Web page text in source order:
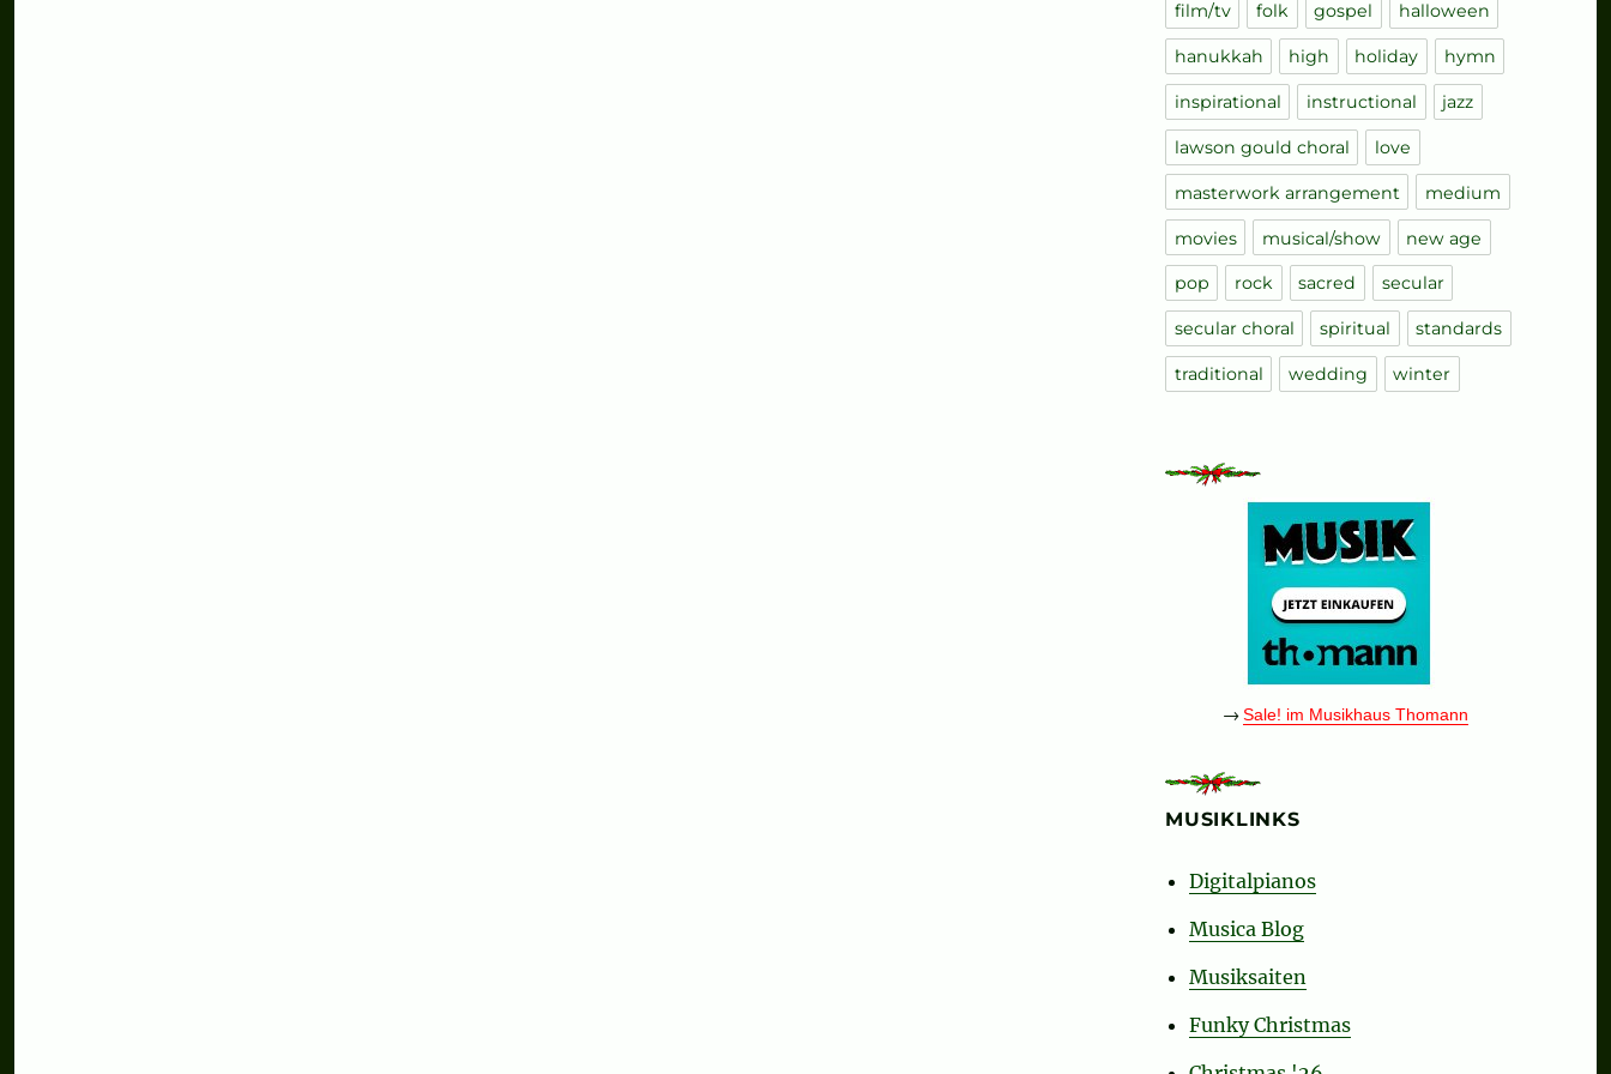
film/tv folk gospel halloween
hanukkah high holiday hymn
inspirational instructional jazz
lawson gould choral love
masterwork arrangement medium
movies musical/show new age
pop rock sacred secular
secular choral spiritual standards
traditional wedding winter
→Sale! im Musikhaus Thomann
MUSIKLINKS
Digitalpianos
Musica Blog
Musiksaiten
Funky Christmas